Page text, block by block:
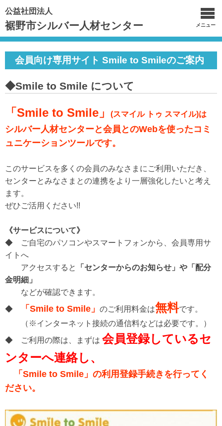
公益社団法人
裾野市シルバー人材センター メニュー
会員向け専用サイト Smile to Smileのご案内
◆Smile to Smile について
「Smile to Smile」 (スマイル トゥ スマイル)は
シルバー人材センターと会員とのWebを使ったコミ
ュニケーションツールです。
このサービスを多くの会員のみなさまにご利用いただき、
センターとみなさまとの連携をより一層強化したいと考え
ます。
ぜひご活用ください!!
《サービスについて》
◆ ご自宅のパソコンやスマートフォンから、会員専用サ
イトへ
アクセスすると
「センターからのお知らせ」や「配分
金明細」
などが確認できます。
◆
「Smile to Smile」 のご利用料金は無料です。
（※インターネット接続の通信料などは必要です。）
◆ ご利用の際は、まずは 会員登録しているセ
ンターへ連絡し、
「Smile to Smile」の利用登録手続きを行ってく
ださい。